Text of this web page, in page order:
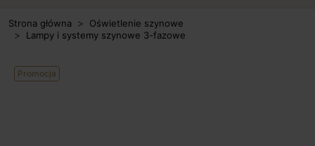
Strona główna
Oświetlenie szynowe
Lampy i systemy szynowe 3-fazowe
Promocja